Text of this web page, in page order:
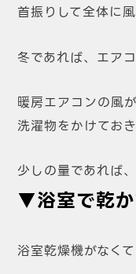
首振りして全体に
冬であれば、エア
暖房エアコンの風
洗濯物をかけておき
少しの量であれば
▼浴室で乾
浴室乾燥機がなく